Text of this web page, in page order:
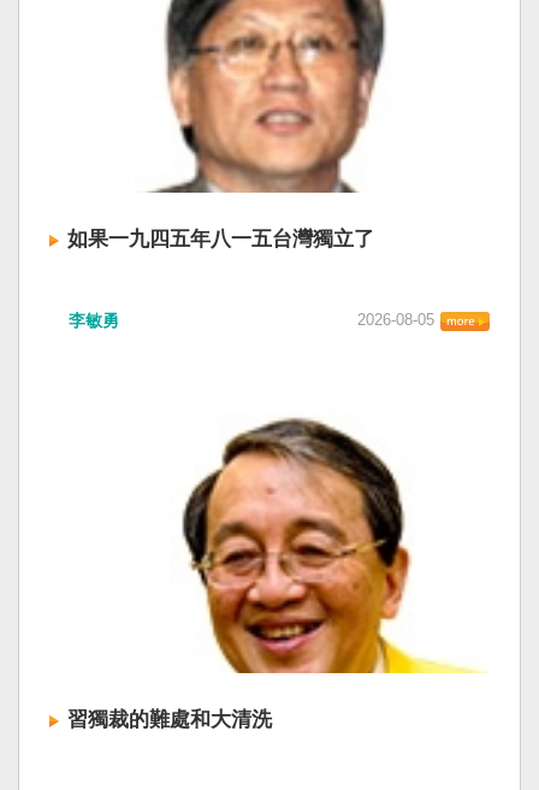
如果一九四五年八一五台灣獨立了
李敏勇 2026-08-05
習獨裁的難處和大清洗